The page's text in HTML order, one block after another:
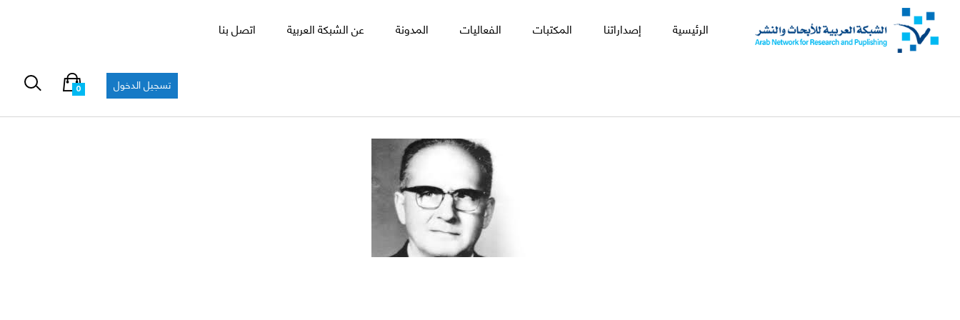
الرئيسية إصداراتنا المكتبات الفعاليات المدونة عن الشبكة العربية اتصل بنا
تسجيل الدخول 0